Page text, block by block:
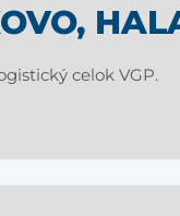
celok VGP.